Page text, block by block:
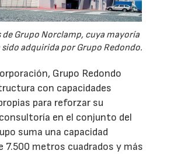
Grupo Norclamp, cuya mayoría
adquirida por Grupo Redondo.
Grupo Redondo
con capacidades
para reforzar su
en el conjunto del
suma una capacidad
7.500 metros cuadrados y más